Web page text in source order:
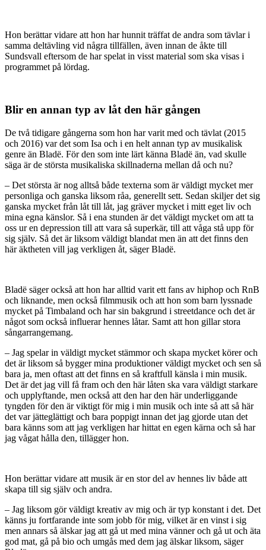
Hon berättar vidare att hon har hunnit träffat de andra som tävlar i
samma deltävling vid några tillfällen, även innan de åkte till
Sundsvall eftersom de har spelat in visst material som ska visas i
programmet på lördag.
Blir en annan typ av låt den här gången
De två tidigare gångerna som hon har varit med och tävlat (2015
och 2016) var det som Isa och i en helt annan typ av musikalisk
genre än Bladë. För den som inte lärt känna Bladë än, vad skulle
säga är de största musikaliska skillnaderna mellan då och nu?
– Det största är nog alltså både texterna som är väldigt mycket mer
personliga och ganska liksom råa, generellt sett. Sedan skiljer det sig
ganska mycket från låt till låt, jag gräver mycket i mitt eget liv och
mina egna känslor. Så i ena stunden är det väldigt mycket om att ta
oss ur en depression till att vara så superkär, till att våga stå upp för
sig själv. Så det är liksom väldigt blandat men än att det finns den
här äktheten vill jag verkligen åt, säger Bladë.
Bladë säger också att hon har alltid varit ett fans av hiphop och RnB
och liknande, men också filmmusik och att hon som barn lyssnade
mycket på Timbaland och har sin bakgrund i streetdance och det är
något som också influerar hennes låtar. Samt att hon gillar stora
sångarrangemang.
– Jag spelar in väldigt mycket stämmor och skapa mycket körer och
det är liksom så bygger mina produktioner väldigt mycket och sen så
bara ja, men oftast att det finns en så kraftfull känsla i min musik.
Det är det jag vill få fram och den här låten ska vara väldigt starkare
och upplyftande, men också att den har den här underliggande
tyngden för den är viktigt för mig i min musik och inte så att så här
det var jätteglättigt och bara poppigt innan det jag gjorde utan det
bara känns som att jag verkligen har hittat en egen kärna och så har
jag vågat hålla den, tillägger hon.
Hon berättar vidare att musik är en stor del av hennes liv både att
skapa till sig själv och andra.
– Jag liksom gör väldigt kreativ av mig och är typ konstant i det. Det
känns ju fortfarande inte som jobb för mig, vilket är en vinst i sig
men annars så älskar jag att gå ut med mina vänner och gå ut och äta
god mat, gå på bio och umgås med dem jag älskar liksom, säger